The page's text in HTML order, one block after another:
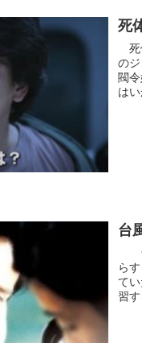
死
死
の
閥
は
台
台
ら
て
習